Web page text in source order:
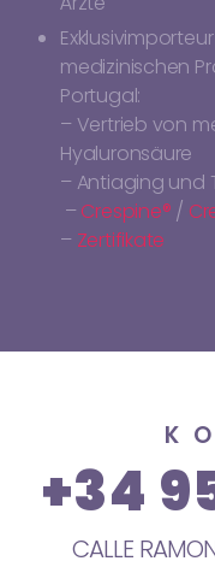
medizinischen
Portugal:
– Vertrieb von
Hyaluronsäure
– Antiaging und
– Crespine® /
– Zertifikate
+34
CALLE